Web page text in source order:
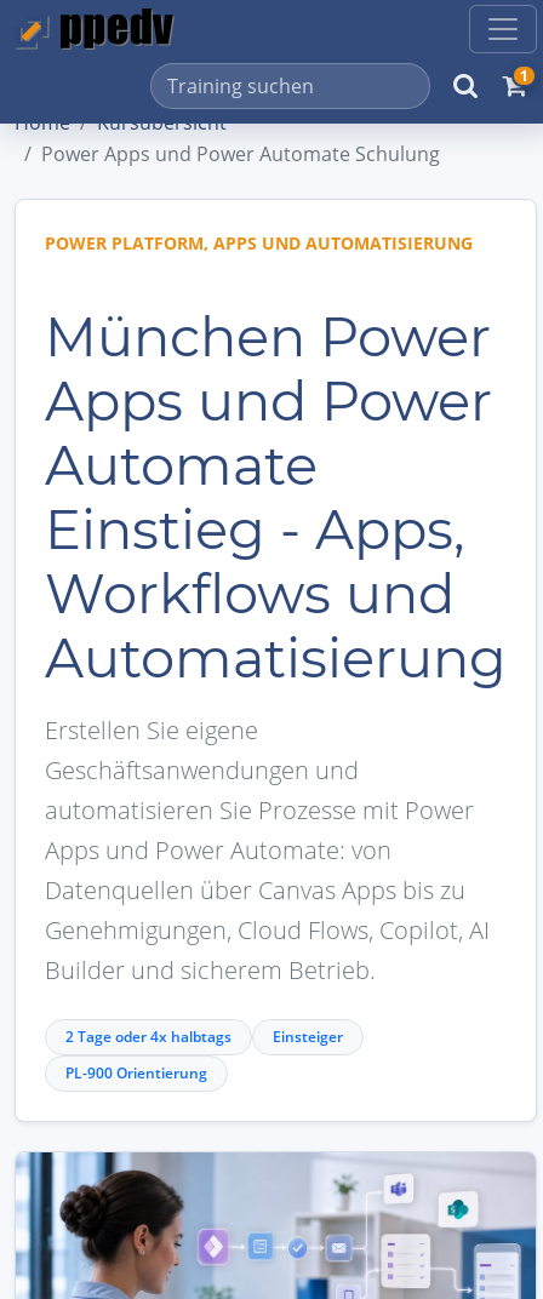
1
Home
Kursübersicht
Power Apps und Power Automate Schulung
POWER PLATFORM, APPS UND AUTOMATISIERUNG
München Power
Apps und Power
Automate
Einstieg - Apps,
Workflows und
Automatisierung
Erstellen Sie eigene
Geschäftsanwendungen und
automatisieren Sie Prozesse mit Power
Apps und Power Automate: von
Datenquellen über Canvas Apps bis zu
Genehmigungen, Cloud Flows, Copilot, AI
Builder und sicherem Betrieb.
2 Tage oder 4x halbtags
Einsteiger
PL-900 Orientierung